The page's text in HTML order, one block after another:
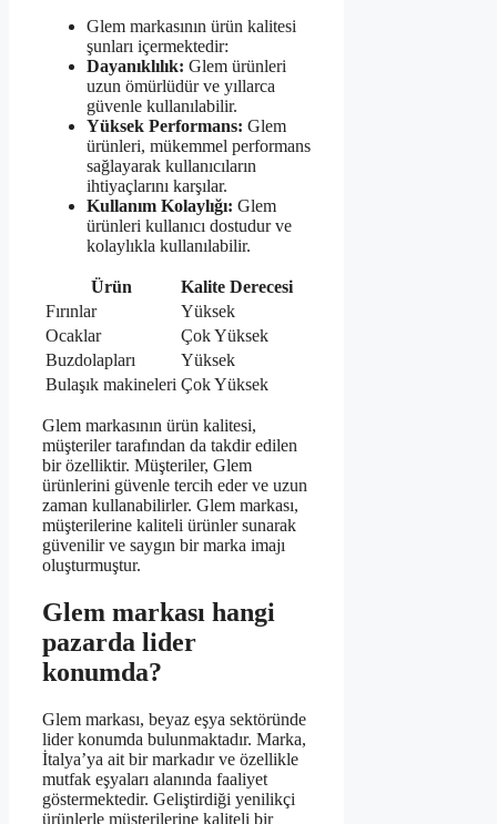
Glem markasının ürün kalitesi
şunları içermektedir:
Dayanıklılık: Glem ürünleri
uzun ömürlüdür ve yıllarca
güvenle kullanılabilir.
Yüksek Performans: Glem
ürünleri, mükemmel performans
sağlayarak kullanıcıların
ihtiyaçlarını karşılar.
Kullanım Kolaylığı: Glem
ürünleri kullanıcı dostudur ve
kolaylıkla kullanılabilir.
Ürün
Kalite Derecesi
Fırınlar
Yüksek
Ocaklar
Çok Yüksek
Buzdolapları
Yüksek
Bulaşık makineleri Çok Yüksek
Glem markasının ürün kalitesi,
müşteriler tarafından da takdir edilen
bir özelliktir. Müşteriler, Glem
ürünlerini güvenle tercih eder ve uzun
zaman kullanabilirler. Glem markası,
müşterilerine kaliteli ürünler sunarak
güvenilir ve saygın bir marka imajı
oluşturmuştur.
Glem markası hangi
pazarda lider
konumda?
Glem markası, beyaz eşya sektöründe
lider konumda bulunmaktadır. Marka,
İtalya’ya ait bir markadır ve özellikle
mutfak eşyaları alanında faaliyet
göstermektedir. Geliştirdiği yenilikçi
ürünlerle müşterilerine kaliteli bir